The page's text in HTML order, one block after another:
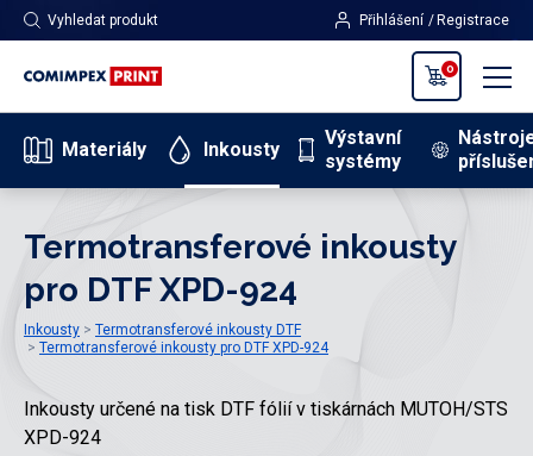
Vyhledat produkt Přihlášení Registrace
0
Materiály Inkousty
Výstavní
systémy
Termotransferové inkousty
pro DTF XPD-924
Inkousty
Termotransferové inkousty DTF
Termotransferové inkousty pro DTF XPD-924
Inkousty určené na tisk DTF fólií v tiskárnách MUTOH/STS
XPD-924